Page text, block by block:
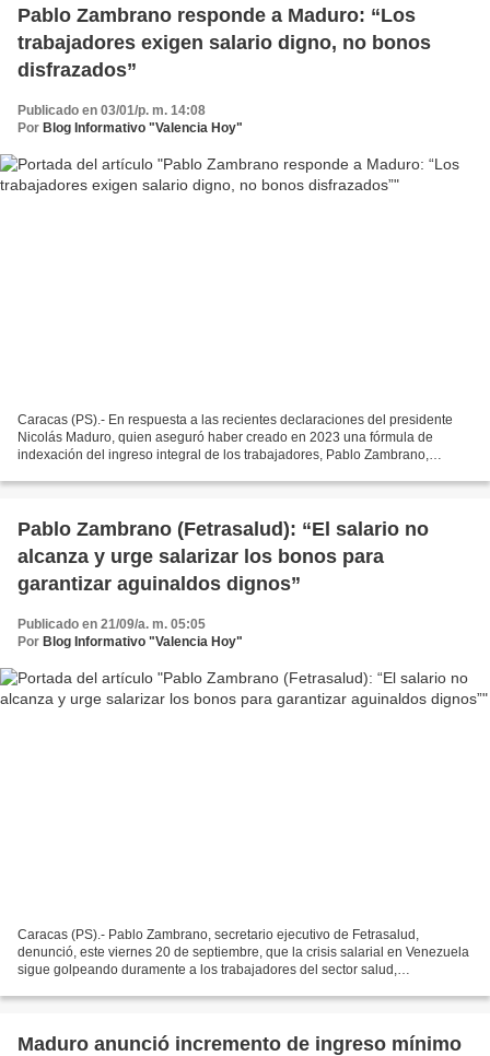
Pablo Zambrano responde a Maduro: “Los
trabajadores exigen salario digno, no bonos
disfrazados”
Publicado en 03/01/p. m. 14:08
Por Blog Informativo "Valencia Hoy"
Caracas (PS).- En respuesta a las recientes declaraciones del presidente
Nicolás Maduro, quien aseguró haber creado en 2023 una fórmula de
indexación del ingreso integral de los trabajadores, Pablo Zambrano,
Pablo Zambrano (Fetrasalud): “El salario no
alcanza y urge salarizar los bonos para
garantizar aguinaldos dignos”
Publicado en 21/09/a. m. 05:05
Por Blog Informativo "Valencia Hoy"
Caracas (PS).- Pablo Zambrano, secretario ejecutivo de Fetrasalud,
denunció, este viernes 20 de septiembre, que la crisis salarial en Venezuela
sigue golpeando duramente a los trabajadores del sector salud,
Maduro anunció incremento de ingreso mínimo